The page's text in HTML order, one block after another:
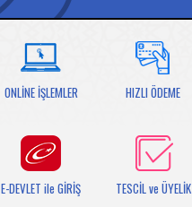
ONLİNE İŞLEMLER HIZLI ÖDEME
E-DEVLET ile GİRİŞ TESCİL ve ÜYELİK